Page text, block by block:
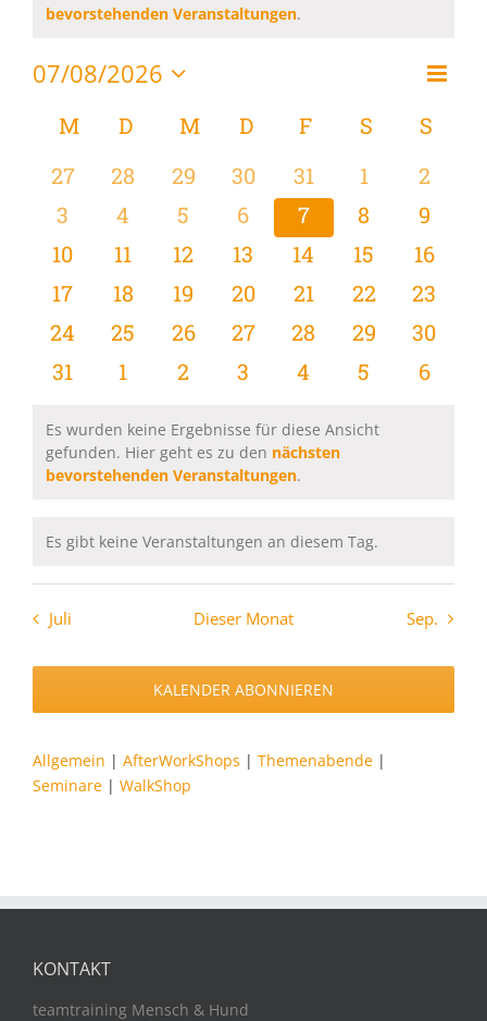
bevorstehenden Veranstaltungen.
Monat
07/08/2026
wählen.
Kalender
von
Veranstaltungen
MMONTAG
D DIENSTAG
MMITTWOCH
D DONNERSTAG
F FREITAG
S SAMSTAG
S
0
Veranstaltungen
27
0
Veranstaltungen
28
0
Veranstaltungen
29
0
Veranstaltungen
30
0
Veranstaltungen
31
0
1
0
2
0
Veranstaltungen
3
0
Veranstaltungen
4
0
Veranstaltungen
5
0
Veranstaltungen
6
0
Veranstaltungen
7
0
8
0
9
0
Veranstaltungen
10
0
Veranstaltungen
11
0
Veranstaltungen
12
0
Veranstaltungen
13
0
Veranstaltungen
14
0
15
0
16
0
Veranstaltungen
17
0
Veranstaltungen
18
0
Veranstaltungen
19
0
Veranstaltungen
20
0
Veranstaltungen
21
0
22
0
23
0
Veranstaltungen
24
0
Veranstaltungen
25
0
Veranstaltungen
26
0
Veranstaltungen
27
0
Veranstaltungen
28
0
29
0
30
0
31
0
1
0
2
0
3
0
4
0
5
0
6
Hinweis
Es wurden keine Ergebnisse für diese Ansicht
gefunden. Hier geht es zu den nächsten
bevorstehenden Veranstaltungen.
Hinweis
Es gibt keine Veranstaltungen an diesem Tag.
Juli Dieser Monat Sep.
KALENDER ABONNIEREN
Allgemein | AfterWorkShops | Themenabende |
Seminare | WalkShop
KONTAKT
teamtraining Mensch & Hund